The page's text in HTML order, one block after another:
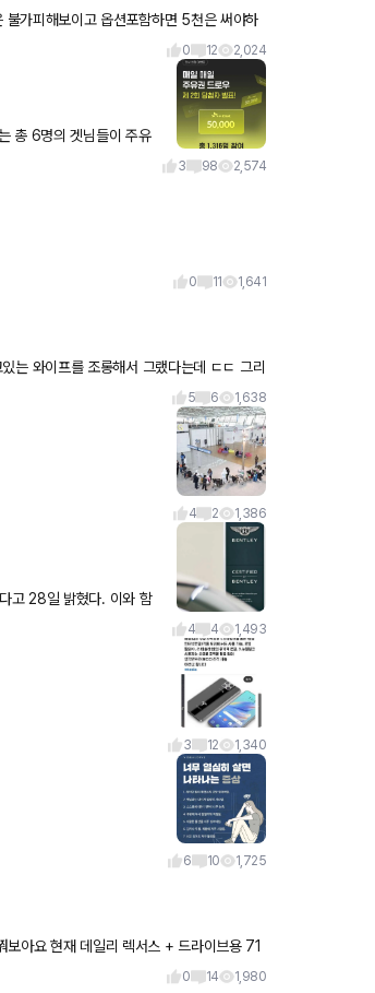
가피해보이고 옵션포함하면 5천은 써야하
0 12 2,024
3 98 2,574
0 11 1,641
5 6 1,638
4 2 1,386
고 28일 밝혔다. 이와 함
4 4 1,493
3 12 1,340
6 10 1,725
0 14 1,980